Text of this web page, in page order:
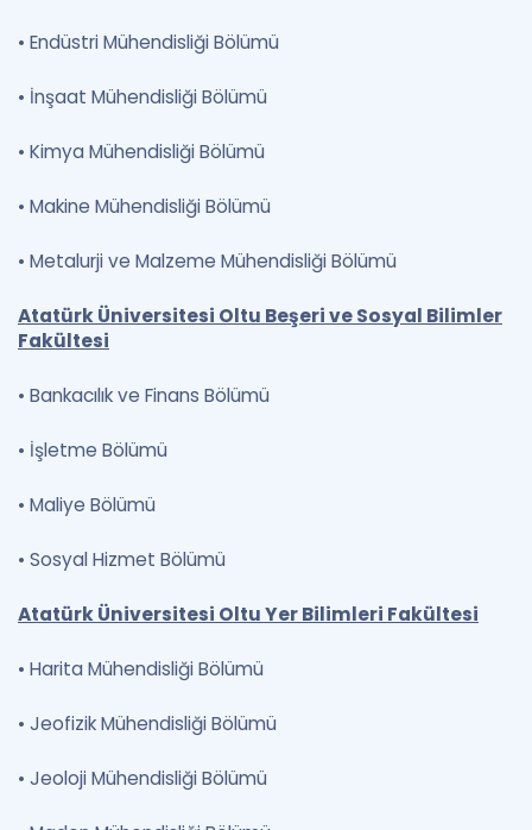
• Endüstri Mühendisliği Bölümü
• İnşaat Mühendisliği Bölümü
• Kimya Mühendisliği Bölümü
• Makine Mühendisliği Bölümü
• Metalurji ve Malzeme Mühendisliği Bölümü
Atatürk Üniversitesi Oltu Beşeri ve Sosyal Bilimler
Fakültesi
• Bankacılık ve Finans Bölümü
• İşletme Bölümü
• Maliye Bölümü
• Sosyal Hizmet Bölümü
Atatürk Üniversitesi Oltu Yer Bilimleri Fakültesi
• Harita Mühendisliği Bölümü
• Jeofizik Mühendisliği Bölümü
• Jeoloji Mühendisliği Bölümü